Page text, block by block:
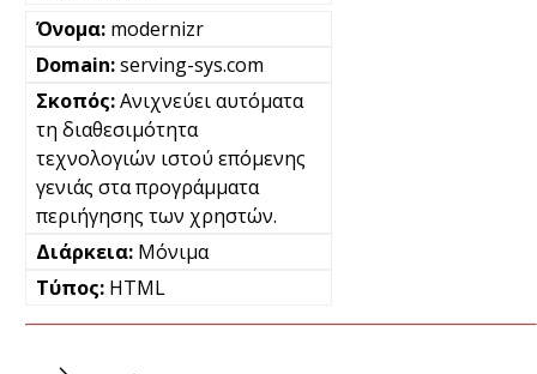
modernizr
serving-sys.com
Ανιχνεύει αυτόματα
τη διαθεσιμότητα
τεχνολογιών ιστού επόμενης
γενιάς στα προγράμματα
περιήγησης των χρηστών.
Μόνιμα
HTML